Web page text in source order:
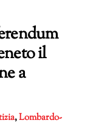
il
a
,Lombardo-